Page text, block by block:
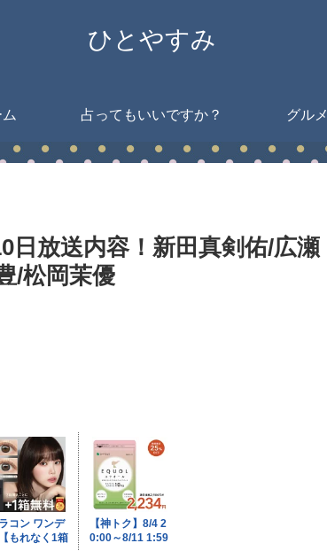
ひとやすみ
占ってもいいですか？ グルメ
放送内容！新田真剣佑/広瀬
/松岡茉優